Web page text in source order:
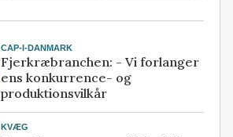
CAP-I-DANMARK
Fjerkræbranchen: - Vi forlanger
ens konkurrence- og
produktionsvilkår
KVÆG